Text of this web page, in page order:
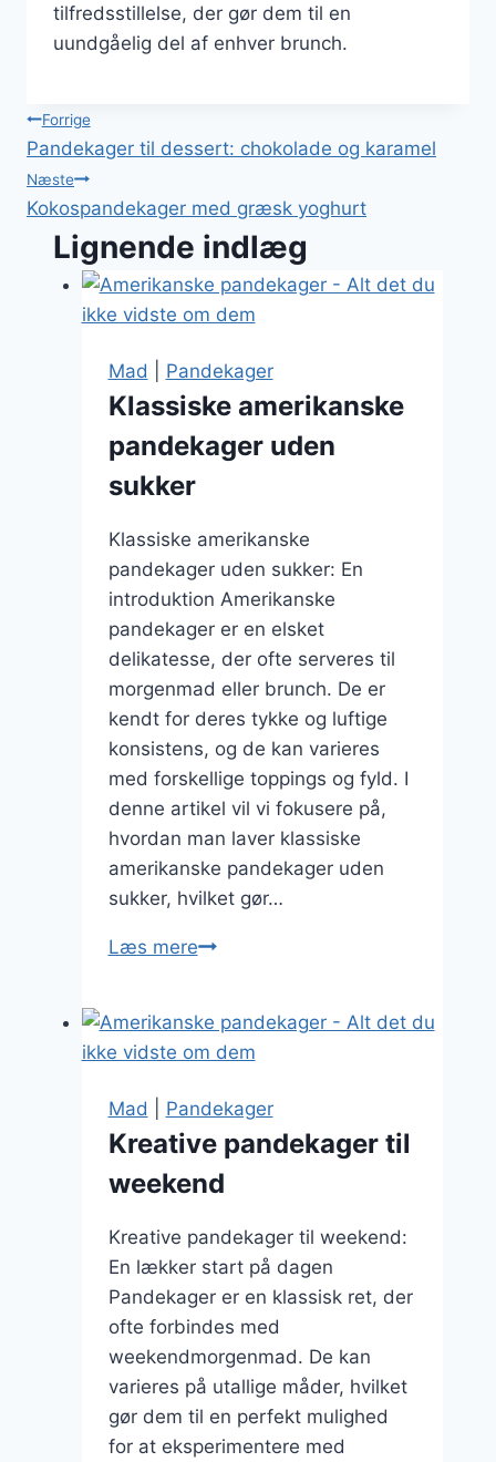
tilfredsstillelse, der gør dem til en
uundgåelig del af enhver brunch.
Indlægsnavigation
Forrige
Pandekager til dessert: chokolade og karamel
Næste
Kokospandekager med græsk yoghurt
Lignende indlæg
Mad Pandekager
Klassiske amerikanske
pandekager uden
sukker
Klassiske amerikanske
pandekager uden sukker: En
introduktion Amerikanske
pandekager er en elsket
delikatesse, der ofte serveres til
morgenmad eller brunch. De er
kendt for deres tykke og luftige
konsistens, og de kan varieres
med forskellige toppings og fyld. I
denne artikel vil vi fokusere på,
hvordan man laver klassiske
amerikanske pandekager uden
sukker, hvilket gør…
Læs mereKlassiske
uden
sukker
Mad
Pandekager
Kreative pandekager til
weekend
Kreative pandekager til weekend:
En lækker start på dagen
Pandekager er en klassisk ret, der
ofte forbindes med
weekendmorgenmad. De kan
varieres på utallige måder, hvilket
gør dem til en perfekt mulighed
for at eksperimentere med